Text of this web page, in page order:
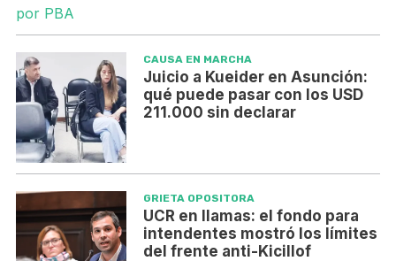
CAUSA EN MARCHA
Juicio a Kueider en Asunción:
qué puede pasar con los USD
211.000 sin declarar
GRIETA OPOSITORA
UCR en llamas: el fondo para
intendentes mostró los límites
del frente anti-Kicillof